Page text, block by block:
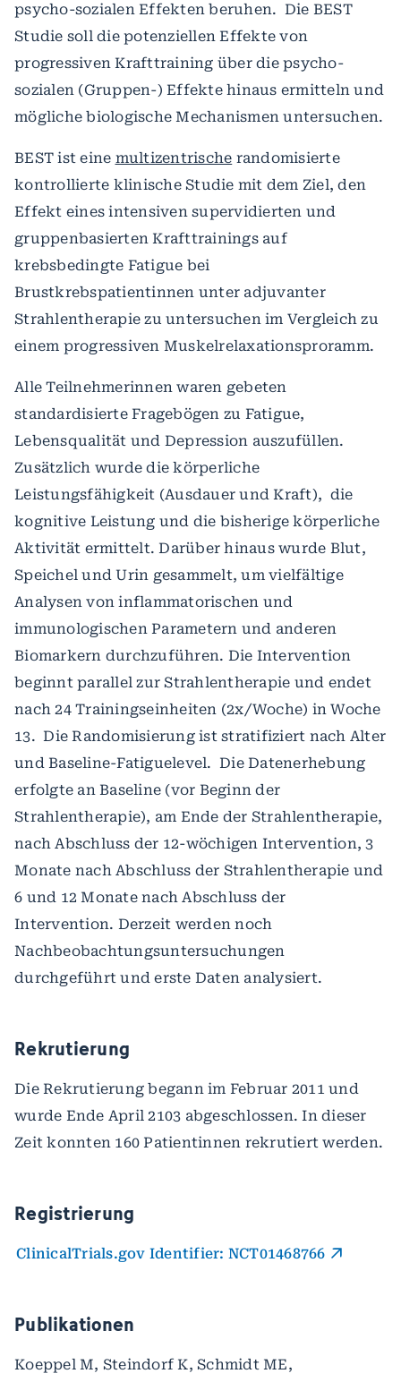
psycho-sozialen Effekten beruhen. Die BEST
Studie soll die potenziellen Effekte von
progressiven Krafttraining über die psycho-
sozialen (Gruppen-) Effekte hinaus ermitteln und
mögliche biologische Mechanismen untersuchen.
BEST ist eine multizentrische randomisierte
kontrollierte klinische Studie mit dem Ziel, den
Effekt eines intensiven supervidierten und
gruppenbasierten Krafttrainings auf
krebsbedingte Fatigue bei
Brustkrebspatientinnen unter adjuvanter
Strahlentherapie zu untersuchen im Vergleich zu
einem progressiven Muskelrelaxationsproramm.
Alle Teilnehmerinnen waren gebeten
standardisierte Fragebögen zu Fatigue,
Lebensqualität und Depression auszufüllen.
Zusätzlich wurde die körperliche
Leistungsfähigkeit (Ausdauer und Kraft), die
kognitive Leistung und die bisherige körperliche
Aktivität ermittelt. Darüber hinaus wurde Blut,
Speichel und Urin gesammelt, um vielfältige
Analysen von inflammatorischen und
immunologischen Parametern und anderen
Biomarkern durchzuführen. Die Intervention
beginnt parallel zur Strahlentherapie und endet
nach 24 Trainingseinheiten (2x/Woche) in Woche
13. Die Randomisierung ist stratifiziert nach Alter
und Baseline-Fatiguelevel. Die Datenerhebung
erfolgte an Baseline (vor Beginn der
Strahlentherapie), am Ende der Strahlentherapie,
nach Abschluss der 12-wöchigen Intervention, 3
Monate nach Abschluss der Strahlentherapie und
6 und 12 Monate nach Abschluss der
Intervention. Derzeit werden noch
Nachbeobachtungsuntersuchungen
durchgeführt und erste Daten analysiert.
Rekrutierung
Die Rekrutierung begann im Februar 2011 und
wurde Ende April 2103 abgeschlossen. In dieser
Zeit konnten 160 Patientinnen rekrutiert werden.
Registrierung
ClinicalTrials.gov Identifier: NCT01468766
Publikationen
Koeppel M, Steindorf K, Schmidt ME,